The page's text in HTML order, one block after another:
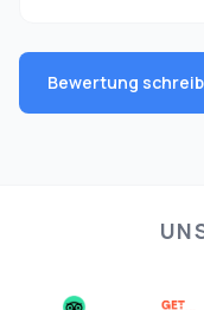
Bewertung